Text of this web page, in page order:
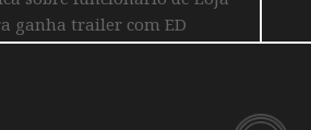
ganha trailer com ED